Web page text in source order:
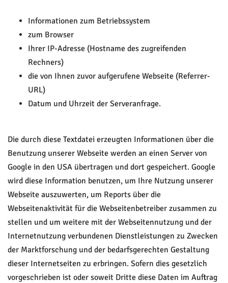
Informationen zum Betriebssystem
zum Browser
Ihrer IP-Adresse (Hostname des zugreifenden
Rechners)
die von Ihnen zuvor aufgerufene Webseite (Referrer-
URL)
Datum und Uhrzeit der Serveranfrage.
Die durch diese Textdatei erzeugten Informationen über die
Benutzung unserer Webseite werden an einen Server von
Google in den USA übertragen und dort gespeichert. Google
wird diese Information benutzen, um Ihre Nutzung unserer
Webseite auszuwerten, um Reports über die
Webseitenaktivität für die Webseitenbetreiber zusammen zu
stellen und um weitere mit der Webseitennutzung und der
Internetnutzung verbundenen Dienstleistungen zu Zwecken
der Marktforschung und der bedarfsgerechten Gestaltung
dieser Internetseiten zu erbringen. Sofern dies gesetzlich
vorgeschrieben ist oder soweit Dritte diese Daten im Auftrag